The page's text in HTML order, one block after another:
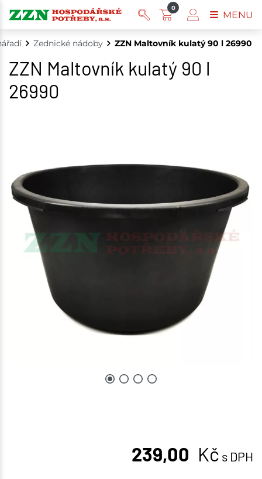
Zednické nádoby ZZN Maltovník kulatý 90 l 26990
ZZN Maltovník kulatý 90 l
26990
239,00 Kč s DPH
0
MENU